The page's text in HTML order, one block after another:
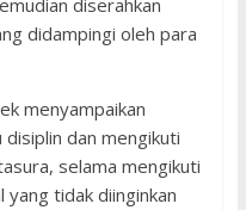
diserahkan
didampingi oleh para
menyampaikan
dan mengikuti
selama mengikuti
yang tidak diinginkan